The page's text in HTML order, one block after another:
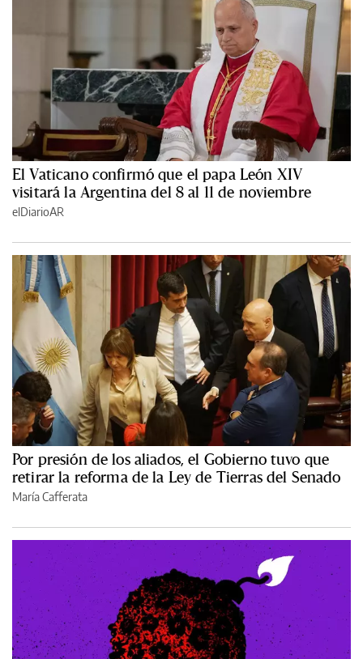
El Vaticano confirmó que el papa León XIV
visitará la Argentina del 8 al 11 de noviembre
elDiarioAR
Por presión de los aliados, el Gobierno tuvo que
retirar la reforma de la Ley de Tierras del Senado
María Cafferata